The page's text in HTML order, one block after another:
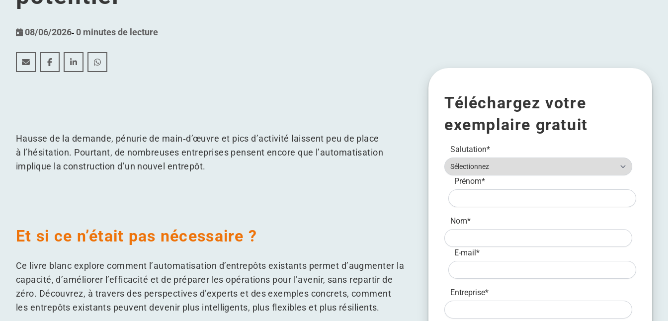
08/06/2026- 0 minutes de lecture
Automatisez votre entrepôt existant et révélez tout son potentiel
Automatisez votre entrepôt existant et révélez tout son potentiel
Automatisez votre entrepôt existant et révélez tout son potentiel
Automatisez votre entrepôt existant et révélez tout son potentiel
Hausse de la demande, pénurie de main‑d’œuvre et pics d’activité laissent peu de place
à l’hésitation. Pourtant, de nombreuses entreprises pensent encore que l’automatisation
implique la construction d’un nouvel entrepôt.
Et si ce n’était pas nécessaire ?
Ce livre blanc explore comment l’automatisation d’entrepôts existants permet d’augmenter la
capacité, d’améliorer l’efficacité et de préparer les opérations pour l’avenir, sans repartir de
zéro. Découvrez, à travers des perspectives d’experts et des exemples concrets, comment
les entrepôts existants peuvent devenir plus intelligents, plus flexibles et plus résilients.
Téléchargez votre
exemplaire gratuit
Salutation*
Prénom*
Nom*
E-mail*
Entreprise*